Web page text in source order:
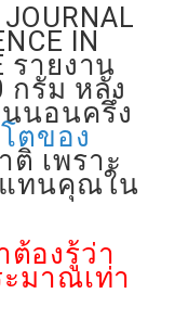
IN
รายงาน
กรัม หลัง
นอนครึ่ง
ตของ
เพราะ
ทนคุณใน
ต้องรู้ว่า
มาณเท่า